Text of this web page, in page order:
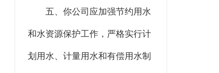
五、你公司 应加强节约用水
和水资源保护工作，严格实行计
划用水、计量用水和有偿用水制